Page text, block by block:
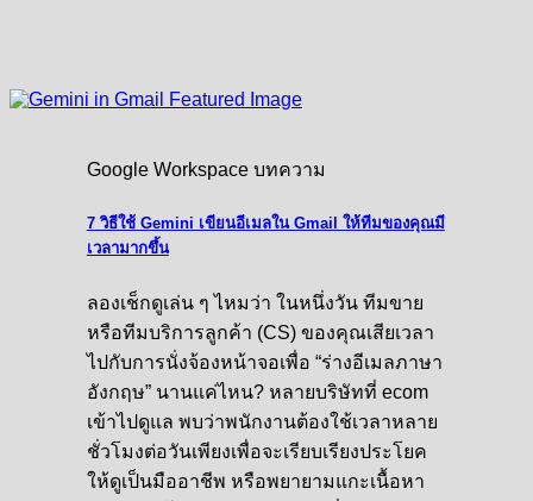
Google Workspace บทความ
7 วิธีใช้ Gemini เขียนอีเมลใน Gmail ให้ทีมของคุณมี
เวลามากขึ้น
ลองเช็กดูเล่น ๆ ไหมว่า ในหนึ่งวัน ทีมขาย
หรือทีมบริการลูกค้า (CS) ของคุณเสียเวลา
ไปกับการนั่งจ้องหน้าจอเพื่อ “ร่างอีเมลภาษา
อังกฤษ” นานแค่ไหน? หลายบริษัทที่ ecom
เข้าไปดูแล พบว่าพนักงานต้องใช้เวลาหลาย
ชั่วโมงต่อวันเพียงเพื่อจะเรียบเรียงประโยค
ให้ดูเป็นมืออาชีพ หรือพยายามแกะเนื้อหา